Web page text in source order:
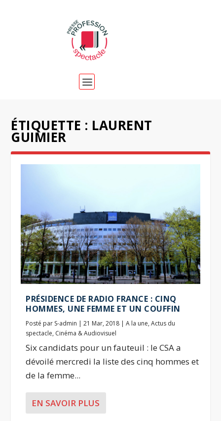
ÉTIQUETTE : LAURENT
GUIMIER
PRÉSIDENCE DE RADIO FRANCE : CINQ
HOMMES, UNE FEMME ET UN COUFFIN
Posté par S-admin |21 Mar, 2018 |A la une,Actus du
spectacle, Cinéma & Audiovisuel
Six candidats pour un fauteuil : le CSA a
dévoilé mercredi la liste des cinq hommes et
de la femme...
EN SAVOIR PLUS